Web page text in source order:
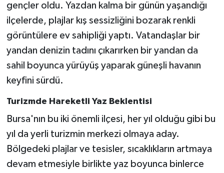
gençler oldu. Yazdan kalma bir günün yaşandığı
ilçelerde, plajlar kış sessizliğini bozarak renkli
görüntülere ev sahipliği yaptı. Vatandaşlar bir
yandan denizin tadını çıkarırken bir yandan da
sahil boyunca yürüyüş yaparak güneşli havanın
keyfini sürdü.
Turizmde Hareketli Yaz Beklentisi
Bursa'nın bu iki önemli ilçesi, her yıl olduğu gibi bu
yıl da yerli turizmin merkezi olmaya aday.
Bölgedeki plajlar ve tesisler, sıcaklıkların artmaya
devam etmesiyle birlikte yaz boyunca binlerce